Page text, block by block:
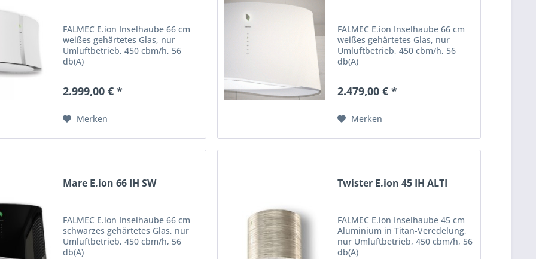
FALMEC E.ion Inselhaube 66 cm
weißes gehärtetes Glas, nur
Umluftbetrieb, 450 cbm/h, 56
db(A)
2.999,00 € *
Merken
FALMEC E.ion Inselhaube 66 cm
weißes gehärtetes Glas, nur
Umluftbetrieb, 450 cbm/h, 56
db(A)
2.479,00 € *
Merken
Mare E.ion 66 IH SW
FALMEC E.ion Inselhaube 66 cm
schwarzes gehärtetes Glas, nur
Umluftbetrieb, 450 cbm/h, 56
db(A)
Twister E.ion 45 IH ALTI
FALMEC E.ion Inselhaube 45 cm
Aluminium in Titan-Veredelung,
nur Umluftbetrieb, 450 cbm/h, 56
db(A)